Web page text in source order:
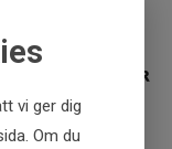
vi ger dig
Om du